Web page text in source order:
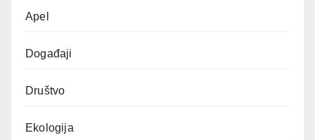
Apel
Događaji
Društvo
Ekologija